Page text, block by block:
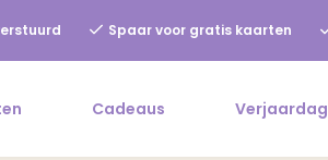
Spaar voor gratis kaarten
Cadeaus Verjaardag